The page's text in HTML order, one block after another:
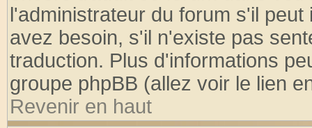
l'administrateur du forum s'il
avez besoin, s'il n'existe pas
traduction. Plus d'informations
groupe phpBB (allez voir le lien
Revenir en haut